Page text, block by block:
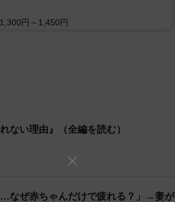
円～1,450円
ない理由』（全編を読む）
なぜ赤ちゃんだけで疲れる？」→妻が